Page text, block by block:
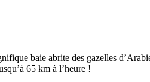
baie abrite des gazelles
65 km à l’heure !